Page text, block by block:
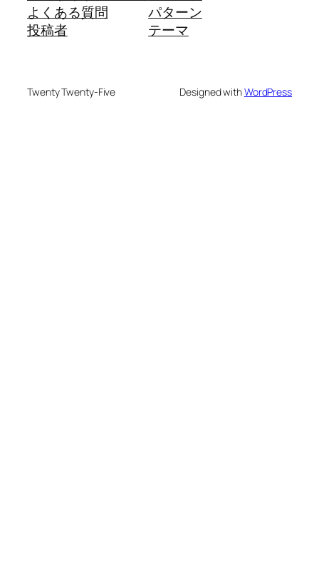
よくある質問
投稿者
パターン
テーマ
Twenty Twenty-Five Designed withWordPress